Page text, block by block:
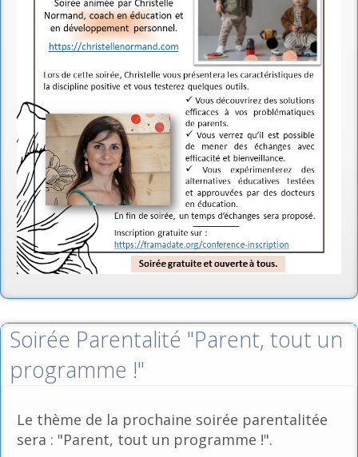
Soirée Parentalité "Parent, tout un
programme !"
Le thème de la prochaine soirée parentalitée
sera : "Parent, tout un programme !".